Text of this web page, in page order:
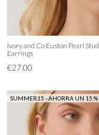
Ivory and Co Euston Pearl Stud
Earrings
€27.00
SUMMER15 - AHORRA UN 15 %